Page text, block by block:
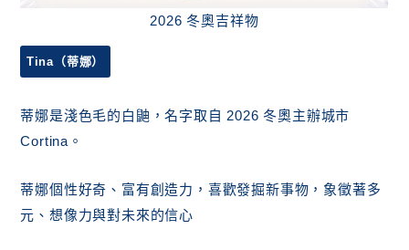
2026 冬奧吉祥物
Tina（蒂娜）
蒂娜是淺色毛的白鼬，名字取自 2026 冬奧主辦城市
Cortina。
蒂娜個性好奇、富有創造力，喜歡發掘新事物，象徵著多
元、想像力與對未來的信心